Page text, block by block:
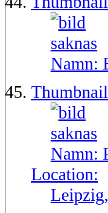
Namn:
Thumbnail
Namn:
Location: